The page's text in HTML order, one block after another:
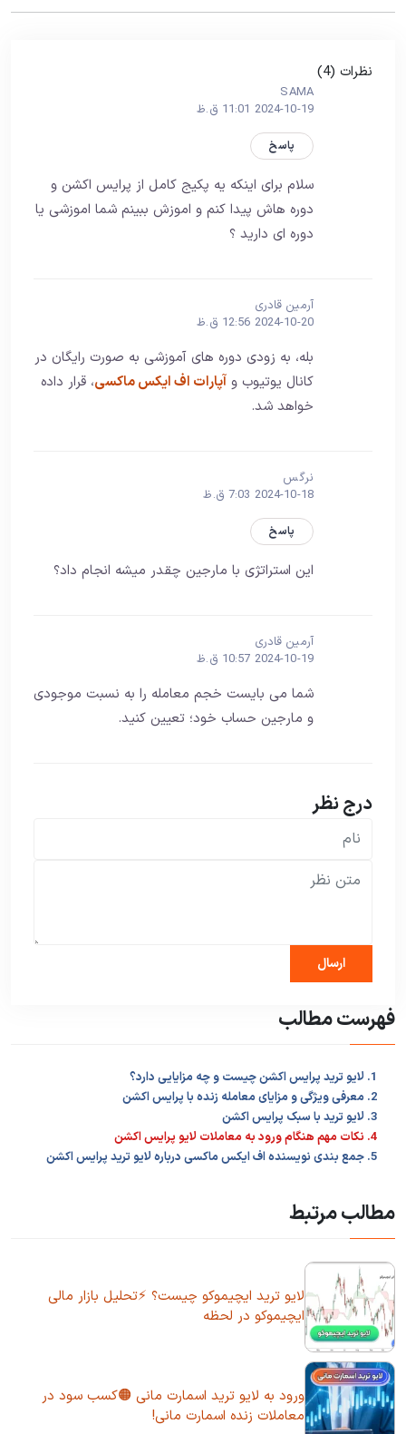
نظرات (4)
SAMA
2024-10-19 11:01 ق.ظ
پاسخ
سلام برای اینکه یه پکیج کامل از پرایس اکشن و
دوره هاش پیدا کنم و اموزش ببینم شما اموزشی یا
دوره ای دارید ؟
آرمین قادری
2024-10-20 12:56 ق.ظ
بله، به زودی دوره های آموزشی به صورت رایگان در
کانال یوتیوب و آپارات اف ایکس ماکسی، قرار داده
خواهد شد.
نرگس
2024-10-18 7:03 ق.ظ
پاسخ
این استراتژی با مارجین چقدر میشه انجام داد؟
آرمین قادری
2024-10-19 10:57 ق.ظ
شما می بایست خجم معامله را به نسبت موجودی
و مارجین حساب خود؛ تعیین کنید.
درج نظر
فهرست مطالب
1. لایو ترید پرایس اکشن چیست و چه مزایایی دارد؟
2. معرفی ویژگی و مزایای معامله زنده با پرایس اکشن
3. لایو ترید با سبک پرایس اکشن
4. نکات مهم هنگام ورود به معاملات لایو پرایس اکشن
5. جمع بندی نویسنده اف ایکس ماکسی درباره لایو ترید پرایس اکشن
مطالب مرتبط
لایو ترید ایچیموکو چیست؟ ⚡تحلیل بازار مالی
ایچیموکو در لحظه
ورود به لایو ترید اسمارت مانی 🟠کسب سود در
معاملات زنده اسمارت مانی!